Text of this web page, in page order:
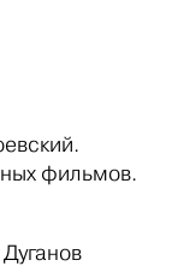
фильмов.